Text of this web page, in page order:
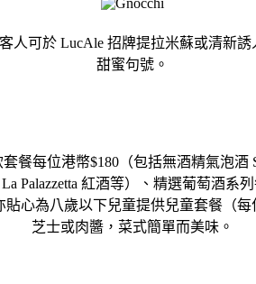
可於 LucAle 招牌提拉米蘇或清新
甜蜜句號。
每位港幣$180（包括無酒精氣泡酒
Palazzetta 紅酒等）、精選葡萄酒系
⼼為八歲以下兒童提供兒童套餐（
芝⼠或⾁醬，菜式簡單⽽美味。